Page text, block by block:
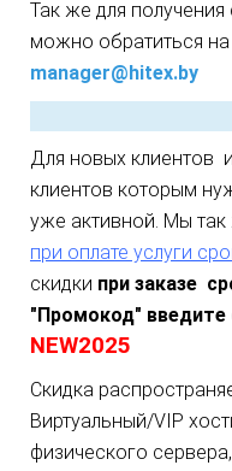
Так же для
можно обратиться на
manager@hitex.by
Для новых клиентов
клиентов которым
уже активной. Мы
при оплате услуги
скидки при заказе
"Промокод"
NEW2025
Скидка
Виртуальный/VIP
физического